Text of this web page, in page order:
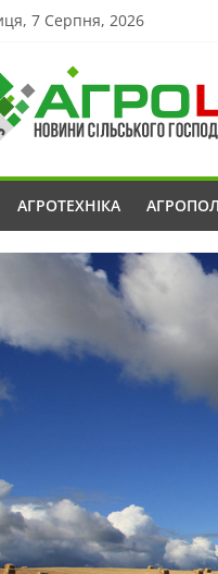
7 Серпня, 2026
АГРОТЕХНІКА